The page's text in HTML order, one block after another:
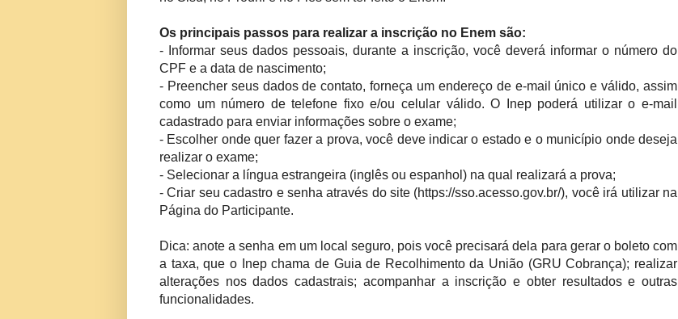
Os principais passos para realizar a inscrição no Enem são:
- Informar seus dados pessoais, durante a inscrição, você deverá informar o número do
CPF e a data de nascimento;
- Preencher seus dados de contato, forneça um endereço de e-mail único e válido, assim
como um número de telefone fixo e/ou celular válido. O Inep poderá utilizar o e-mail
cadastrado para enviar informações sobre o exame;
- Escolher onde quer fazer a prova, você deve indicar o estado e o município onde deseja
realizar o exame;
- Selecionar a língua estrangeira (inglês ou espanhol) na qual realizará a prova;
- Criar seu cadastro e senha através do site (https://sso.acesso.gov.br/), você irá utilizar na
Página do Participante.
Dica: anote a senha em um local seguro, pois você precisará dela para gerar o boleto com
a taxa, que o Inep chama de Guia de Recolhimento da União (GRU Cobrança); realizar
alterações nos dados cadastrais; acompanhar a inscrição e obter resultados e outras
funcionalidades.